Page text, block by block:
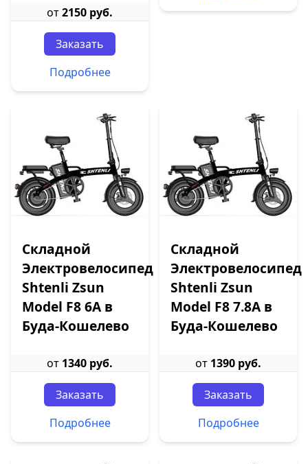
от2150 руб.
Заказать
Подробнее
Складной
Электровелосипед
Shtenli Zsun
Model F8 6А в
Буда-Кошелево
от 1340 руб.
Заказать
Подробнее
Складной
Электровелосипед
Shtenli Zsun
Model F8 7.8A в
Буда-Кошелево
от 1390 руб.
Заказать
Подробнее